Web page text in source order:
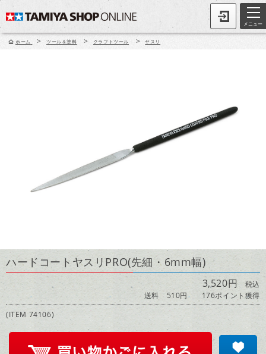
メニュー
ホーム > ツール＆塗料 > クラフトツール > ヤスリ
ハードコートヤスリPRO(先細・6mm幅)
3,520円 税込
送料 510円
176ポイント獲得
(ITEM 74106)